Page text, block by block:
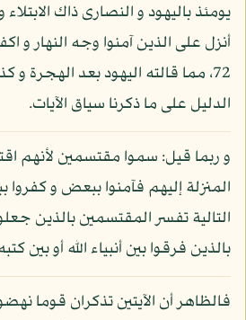
يومئذ باليهود و النصارى ذاك
أنزل على الذين آمنوا وجه النهار و
72، مما قالته اليهود بعد الهجرة و
الدليل على ما ذكرنا سياق الآيات.
و ربما قيل: سموا مقتسمين لأنهم
المنزلة إليهم فآمنوا ببعض و كفروا
التالية تفسر المقتسمين بالذين
بالذين فرقوا بين أنبياء الله أو بين
فالظاهر أن الآيتين تذكران قوما